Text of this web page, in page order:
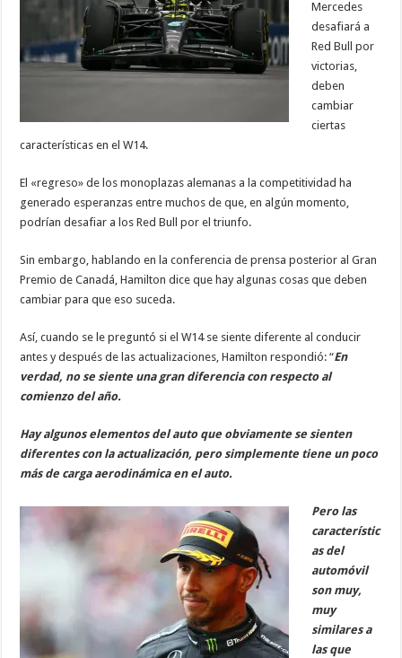
Mercedes
desafiará a
Red Bull por
victorias,
deben
cambiar
ciertas
características en el W14.
El «regreso» de los monoplazas alemanas a la competitividad ha
generado esperanzas entre muchos de que, en algún momento,
podrían desafiar a los Red Bull por el triunfo.
Sin embargo, hablando en la conferencia de prensa posterior al Gran
Premio de Canadá, Hamilton dice que hay algunas cosas que deben
cambiar para que eso suceda.
Así, cuando se le preguntó si el W14 se siente diferente al conducir
antes y después de las actualizaciones, Hamilton respondió: “En
verdad, no se siente una gran diferencia con respecto al
comienzo del año.
Hay algunos elementos del auto que obviamente se sienten
diferentes con la actualización, pero simplemente tiene un poco
más de carga aerodinámica en el auto.
Pero las
característic
as del
automóvil
son muy,
muy
similares a
las que